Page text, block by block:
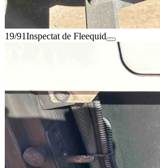
19/91Inspectat de Fleequid